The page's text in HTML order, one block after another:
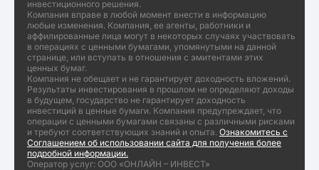
инвестиционного решения.
Компания вправе в любой момент внести в информацию
любые изменения. Компания, ее агенты, работники и
аффилированные лица могут в некоторых случаях участвовать
в операциях с ценными бумагами, упомянутыми на данной
странице, или вступать в отношения с эмитентами этих
ценных бумаг.
Компания не обещает и не гарантирует доходность вложений.
Результаты инвестирования в прошлом не определяют доходы
в будущем, государство не гарантирует доходность
инвестиций в ценные бумаги. Компания предупреждает, что
операции с ценными бумагами связаны с различными рисками
и требуют соответствующих знаний и опыта. Ознакомитесь с
Соглашением об использовании сайта для получения более
подробной информации.
Оператор услуг: ООО «ОНЛАЙН – ИНВЕСТ»